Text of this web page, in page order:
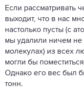
Если рассматривать
выходит, что в нас
настолько пусты (с
мы удалили ничем не
молекулах) из всех
могли бы
Однако его вес был
тонн.